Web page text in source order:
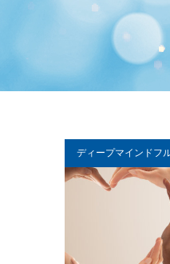
ディープマインドフ